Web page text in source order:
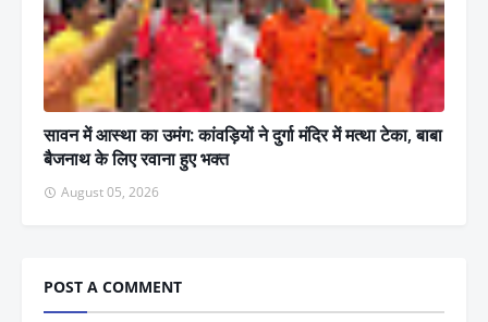
सावन में आस्था का उमंग: कांवड़ियों ने दुर्गा मंदिर में मत्था टेका, बाबा
बैजनाथ के लिए रवाना हुए भक्त
August 05, 2026
POST A COMMENT